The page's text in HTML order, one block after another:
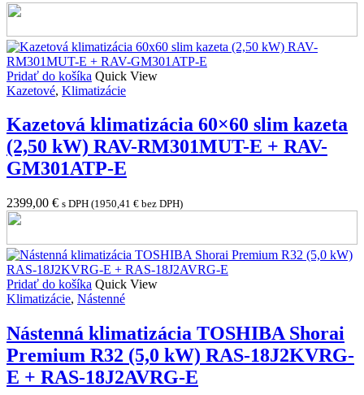
Pridať do košíka Quick View
Kazetové, Klimatizácie
Kazetová klimatizácia 60×60 slim kazeta
(2,50 kW) RAV-RM301MUT-E + RAV-
GM301ATP-E
2399,00 € s DPH (1950,41 € bez DPH)
Pridať do košíka Quick View
Klimatizácie, Nástenné
Nástenná klimatizácia TOSHIBA Shorai
Premium R32 (5,0 kW) RAS-18J2KVRG-
E + RAS-18J2AVRG-E